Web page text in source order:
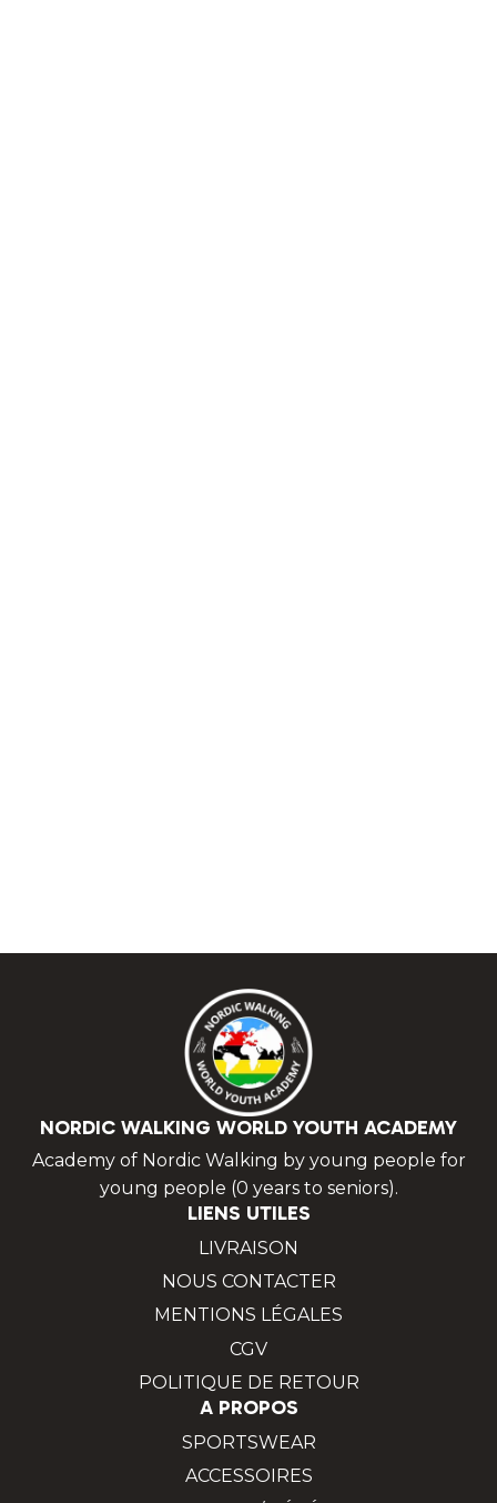
NORDIC WALKING WORLD YOUTH ACADEMY
Academy of Nordic Walking by young people for
young people (0 years to seniors).
LIENS UTILES
LIVRAISON
NOUS CONTACTER
MENTIONS LÉGALES
CGV
POLITIQUE DE RETOUR
A PROPOS
SPORTSWEAR
ACCESSOIRES